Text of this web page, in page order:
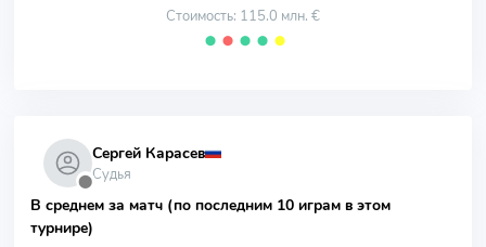
Стоимость: 115.0 млн. €
⬤ ⬤ ⬤ ⬤ ⬤
⬤
Сергей Карасев
Судья
В среднем за матч (по последним 10 играм в этом
турнире)